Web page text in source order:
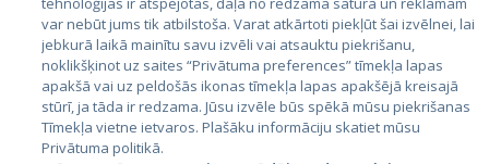
Lietuva
var nebūt jums tik atbilstoša. Varat atkārtoti piekļūt šai izvēlnei, lai
jebkurā laikā mainītu savu izvēli vai atsauktu piekrišanu,
noklikšķinot uz saites “Privātuma preferences” tīmekļa lapas
apakšā vai uz peldošās ikonas tīmekļa lapas apakšējā kreisajā
stūrī, ja tāda ir redzama. Jūsu izvēle būs spēkā mūsu piekrišanas
Tīmekļa vietne ietvaros. Plašāku informāciju skatiet mūsu
Privātuma politikā.